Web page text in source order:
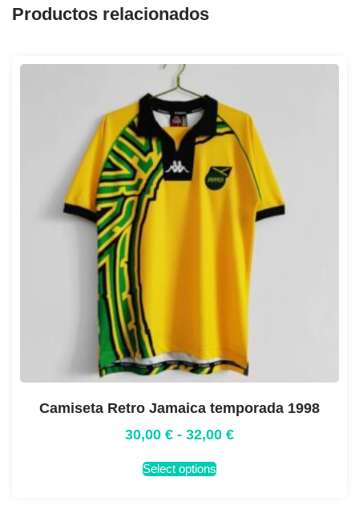
Productos relacionados
Camiseta Retro Jamaica temporada 1998
30,00 € - 32,00 €
Select options